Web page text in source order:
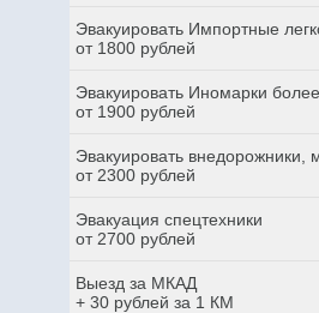
Эвакуировать Импортные
от 1800 рублей
Эвакуировать Иномарки
от 1900 рублей
Эвакуировать внедорожники,
от 2300 рублей
Эвакуация спецтехники
от 2700 рублей
Выезд за МКАД
+ 30 рублей за 1 КМ